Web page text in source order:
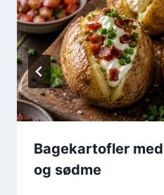
Bagekartofler
og sødme